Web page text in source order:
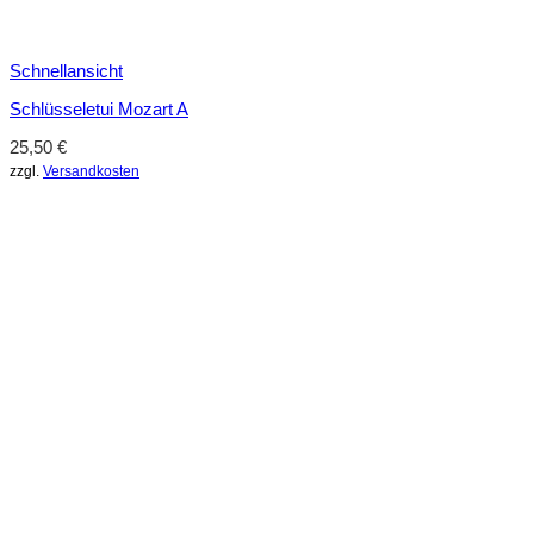
Schnellansicht
Schlüsseletui Mozart A
25,50 €
zzgl. Versandkosten